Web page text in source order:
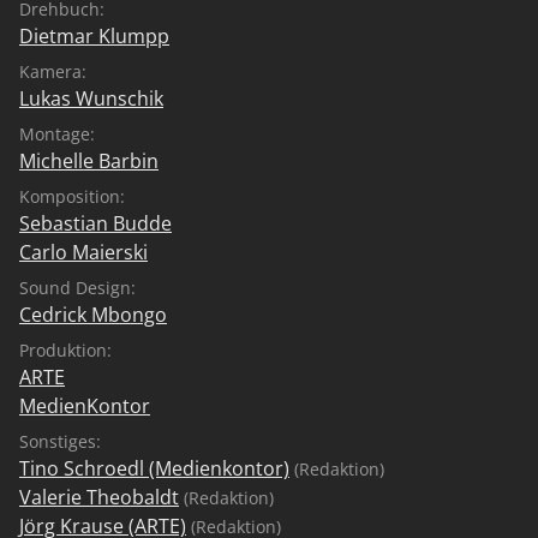
Drehbuch:
Dietmar Klumpp
Kamera:
Lukas Wunschik
Montage:
Michelle Barbin
Komposition:
Sebastian Budde
Carlo Maierski
Sound Design:
Cedrick Mbongo
Produktion:
ARTE
MedienKontor
Sonstiges:
Tino Schroedl (Medienkontor) (Redaktion)
Valerie Theobaldt (Redaktion)
Jörg Krause (ARTE) (Redaktion)